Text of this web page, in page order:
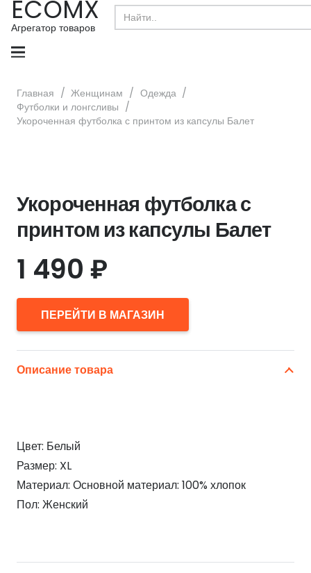
ECOMX
Агрегатор товаров
Search
for:
Главная / Женщинам / Одежда /
Футболки и лонгсливы /
Укороченная футболка с принтом из капсулы Балет
Укороченная футболка с
принтом из капсулы Балет
1 490 ₽
ПЕРЕЙТИ В МАГАЗИН
Описание товара
Цвет: Белый
Размер: XL
Материал: Основной материал: 100% хлопок
Пол: Женский